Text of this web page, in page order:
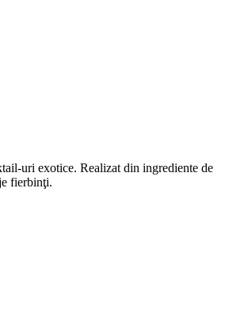
uri exotice. Realizat din ingrediente de
fierbinţi.